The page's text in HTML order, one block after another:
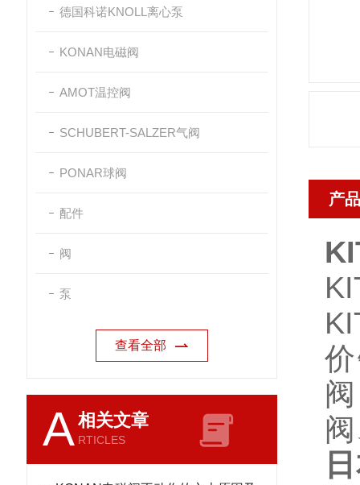
德国科诺KNOLL离心泵
KONAN电磁阀
AMOT温控阀
SCHUBERT-SALZER气阀
PONAR球阀
配件
阀
泵
查看全部
A相关文章
RTICLES
产